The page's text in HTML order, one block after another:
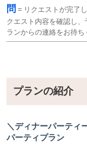
問 = リクエストが完了
クエスト内容を確認し
ランからの連絡をお待ち
プランの紹介
＼ディナーパーティ
パーティプラン